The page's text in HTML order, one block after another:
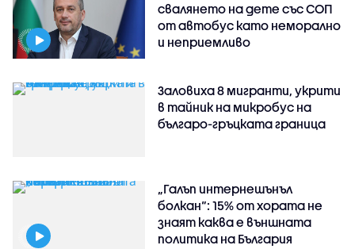
свалянето на дете със СОП
от автобус като неморално
и неприемливо
Заловиха 8 мигранти, укрити
в тайник на микробус на
българо-гръцката граница
„Галъп интернешънъл
болкан“: 15% от хората не
знаят каква е външната
политика на България